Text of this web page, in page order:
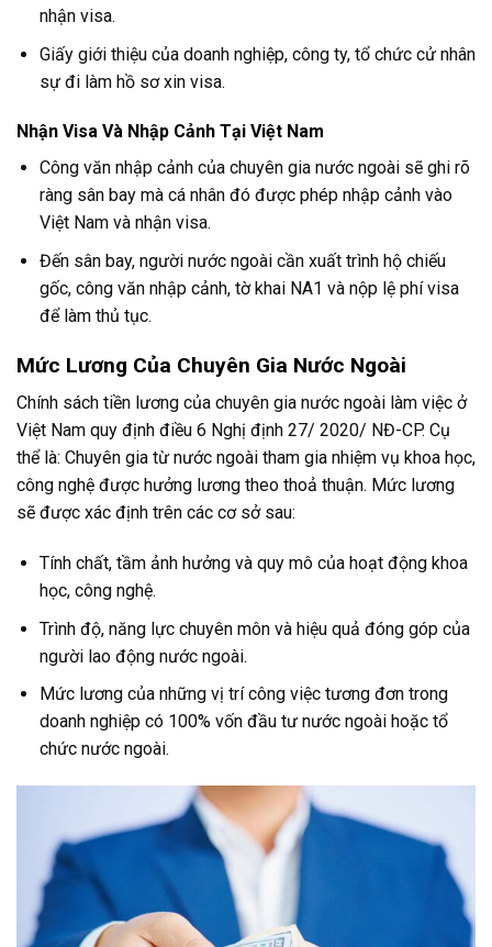
nhận visa.
Giấy giới thiệu của doanh nghiệp, công ty, tổ chức cử nhân
sự đi làm hồ sơ xin visa.
Nhận Visa Và Nhập Cảnh Tại Việt Nam
Công văn nhập cảnh của chuyên gia nước ngoài sẽ ghi rõ
ràng sân bay mà cá nhân đó được phép nhập cảnh vào
Việt Nam và nhận visa.
Đến sân bay, người nước ngoài cần xuất trình hộ chiếu
gốc, công văn nhập cảnh, tờ khai NA1 và nộp lệ phí visa
để làm thủ tục.
Mức Lương Của Chuyên Gia Nước Ngoài
Chính sách tiền lương của chuyên gia nước ngoài làm việc ở
Việt Nam quy định điều 6 Nghị định 27/ 2020/ NĐ-CP. Cụ
thể là: Chuyên gia từ nước ngoài tham gia nhiệm vụ khoa học,
công nghệ được hưởng lương theo thoả thuận. Mức lương
sẽ được xác định trên các cơ sở sau:
Tính chất, tầm ảnh hưởng và quy mô của hoạt động khoa
học, công nghệ.
Trình độ, năng lực chuyên môn và hiệu quả đóng góp của
người lao động nước ngoài.
Mức lương của những vị trí công việc tương đơn trong
doanh nghiệp có 100% vốn đầu tư nước ngoài hoặc tổ
chức nước ngoài.